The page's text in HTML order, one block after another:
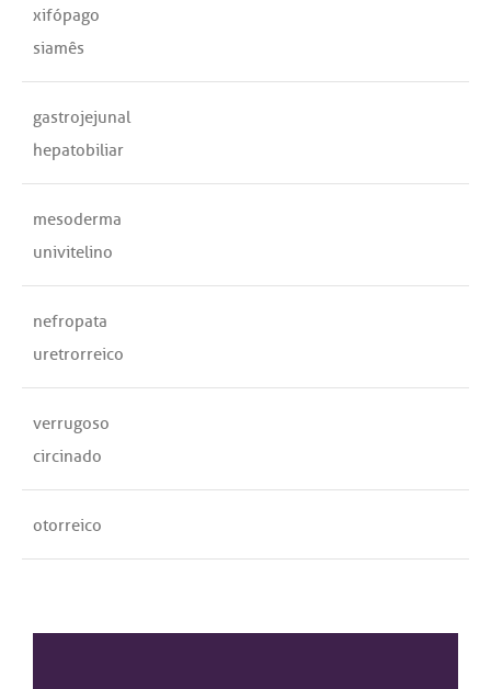
xifópago
siamês
gastrojejunal
hepatobiliar
mesoderma
univitelino
nefropata
uretrorreico
verrugoso
circinado
otorreico